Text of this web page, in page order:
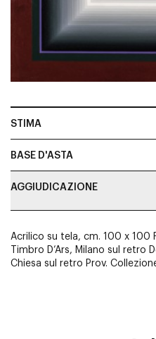
STIMA
BASE D'ASTA
AGGIUDICAZIONE
Acrilico su tela, cm. 100 x 100
Timbro D’Ars, Milano sul retro
Chiesa sul retro Prov.